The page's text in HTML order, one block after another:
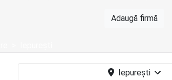
Adaugă firmă